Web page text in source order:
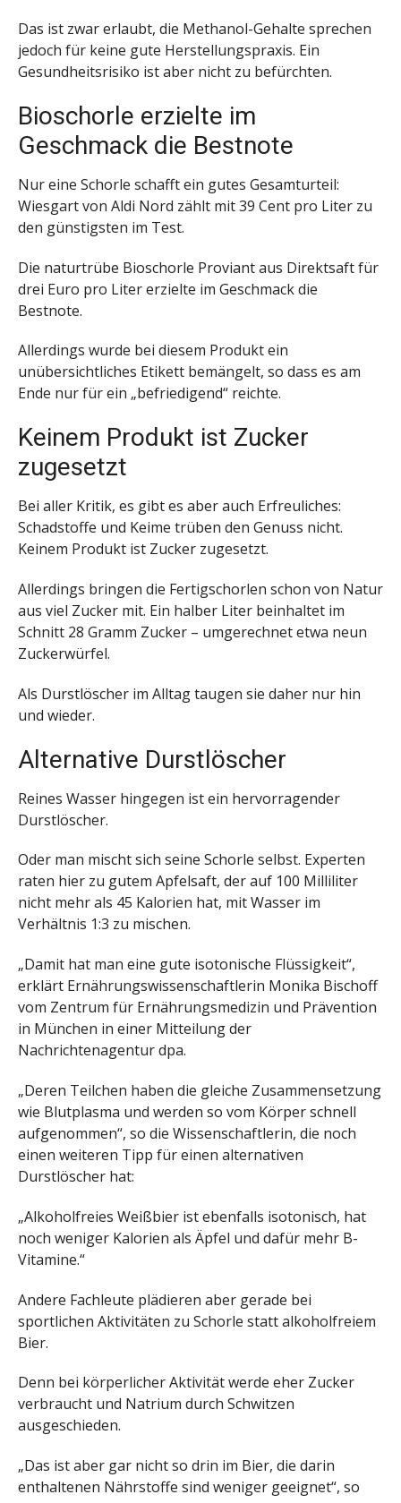
Das ist zwar erlaubt, die Methanol-Gehalte sprechen
jedoch für keine gute Herstellungspraxis. Ein
Gesundheitsrisiko ist aber nicht zu befürchten.
Bioschorle erzielte im
Geschmack die Bestnote
Nur eine Schorle schafft ein gutes Gesamturteil:
Wiesgart von Aldi Nord zählt mit 39 Cent pro Liter zu
den günstigsten im Test.
Die naturtrübe Bioschorle Proviant aus Direktsaft für
drei Euro pro Liter erzielte im Geschmack die
Bestnote.
Allerdings wurde bei diesem Produkt ein
unübersichtliches Etikett bemängelt, so dass es am
Ende nur für ein „befriedigend“ reichte.
Keinem Produkt ist Zucker
zugesetzt
Bei aller Kritik, es gibt es aber auch Erfreuliches:
Schadstoffe und Keime trüben den Genuss nicht.
Keinem Produkt ist Zucker zugesetzt.
Allerdings bringen die Fertigschorlen schon von Natur
aus viel Zucker mit. Ein halber Liter beinhaltet im
Schnitt 28 Gramm Zucker – umgerechnet etwa neun
Zuckerwürfel.
Als Durstlöscher im Alltag taugen sie daher nur hin
und wieder.
Alternative Durstlöscher
Reines Wasser hingegen ist ein hervorragender
Durstlöscher.
Oder man mischt sich seine Schorle selbst. Experten
raten hier zu gutem Apfelsaft, der auf 100 Milliliter
nicht mehr als 45 Kalorien hat, mit Wasser im
Verhältnis 1:3 zu mischen.
„Damit hat man eine gute isotonische Flüssigkeit“,
erklärt Ernährungswissenschaftlerin Monika Bischoff
vom Zentrum für Ernährungsmedizin und Prävention
in München in einer Mitteilung der
Nachrichtenagentur dpa.
„Deren Teilchen haben die gleiche Zusammensetzung
wie Blutplasma und werden so vom Körper schnell
aufgenommen“, so die Wissenschaftlerin, die noch
einen weiteren Tipp für einen alternativen
Durstlöscher hat:
„Alkoholfreies Weißbier ist ebenfalls isotonisch, hat
noch weniger Kalorien als Äpfel und dafür mehr B-
Vitamine.“
Andere Fachleute plädieren aber gerade bei
sportlichen Aktivitäten zu Schorle statt alkoholfreiem
Bier.
Denn bei körperlicher Aktivität werde eher Zucker
verbraucht und Natrium durch Schwitzen
ausgeschieden.
„Das ist aber gar nicht so drin im Bier, die darin
enthaltenen Nährstoffe sind weniger geeignet“, so